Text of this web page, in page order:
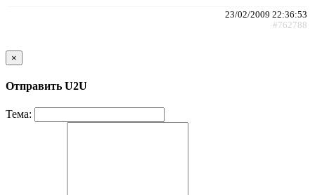
23/02/2009 22:36:53
#762788
×
Отправить U2U
Тема: